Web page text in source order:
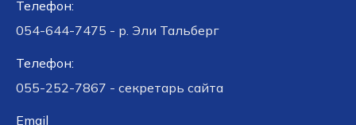
Телефон:
054-644-7475 - р. Эли Тальберг
Телефон:
055-252-7867 - секретарь сайта
Email